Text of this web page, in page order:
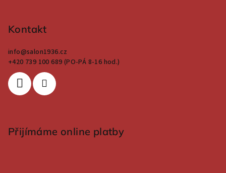
Kontakt
info@salon1936.cz
+420 739 100 689 (PO-PÁ 8-16 hod.)
Přijímáme online platby